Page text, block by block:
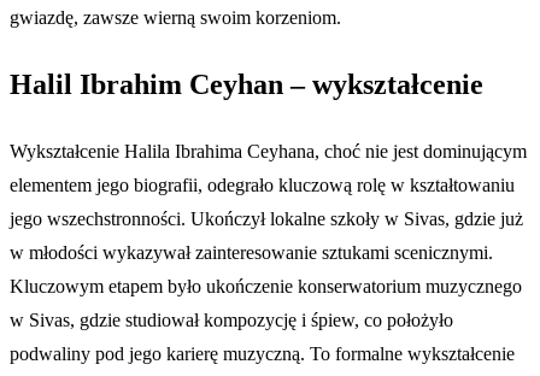
gwiazdę, zawsze wierną swoim korzeniom.
Halil Ibrahim Ceyhan – wykształcenie
Wykształcenie Halila Ibrahima Ceyhana, choć nie jest dominującym
elementem jego biografii, odegrało kluczową rolę w kształtowaniu
jego wszechstronności. Ukończył lokalne szkoły w Sivas, gdzie już
w młodości wykazywał zainteresowanie sztukami scenicznymi.
Kluczowym etapem było ukończenie konserwatorium muzycznego
w Sivas, gdzie studiował kompozycję i śpiew, co położyło
podwaliny pod jego karierę muzyczną. To formalne wykształcenie